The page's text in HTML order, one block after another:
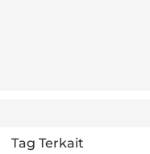
Tag Terkait